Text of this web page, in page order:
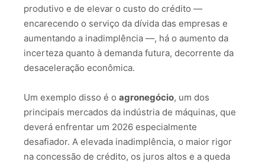
produtivo e de elevar o custo do crédito —
encarecendo o serviço da dívida das empresas e
aumentando a inadimplência —, há o aumento da
incerteza quanto à demanda futura, decorrente da
desaceleração econômica.
Um exemplo disso é o agronegócio, um dos
principais mercados da indústria de máquinas, que
deverá enfrentar um 2026 especialmente
desafiador. A elevada inadimplência, o maior rigor
na concessão de crédito, os juros altos e a queda